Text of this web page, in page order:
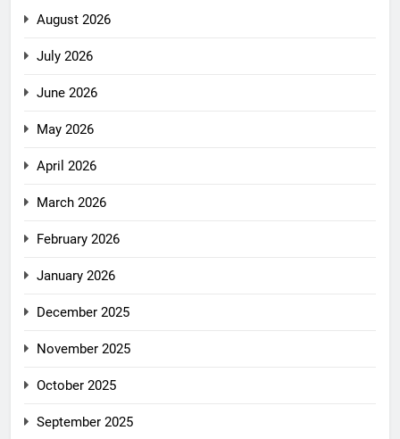
August 2026
July 2026
June 2026
May 2026
April 2026
March 2026
February 2026
January 2026
December 2025
November 2025
October 2025
September 2025